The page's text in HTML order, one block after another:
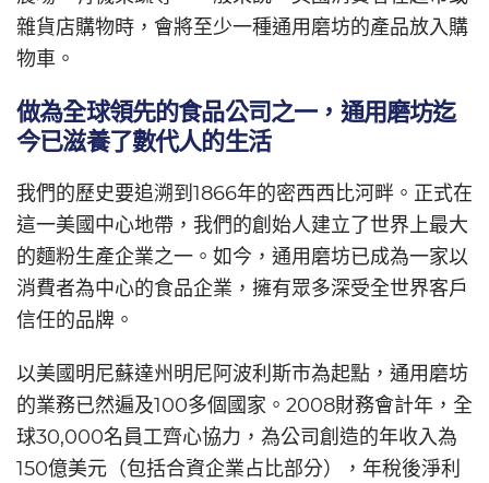
雜貨店購物時，會將至少一種通用磨坊的產品放入購
物車。
做為全球領先的食品公司之一，通用磨坊迄
今已滋養了數代人的生活
我們的歷史要追溯到1866年的密西西比河畔。正式在
這一美國中心地帶，我們的創始人建立了世界上最大
的麵粉生產企業之一。如今，通用磨坊已成為一家以
消費者為中心的食品企業，擁有眾多深受全世界客戶
信任的品牌。
以美國明尼蘇達州明尼阿波利斯市為起點，通用磨坊
的業務已然遍及100多個國家。2008財務會計年，全
球30,000名員工齊心協力，為公司創造的年收入為
150億美元（包括合資企業占比部分），年稅後淨利